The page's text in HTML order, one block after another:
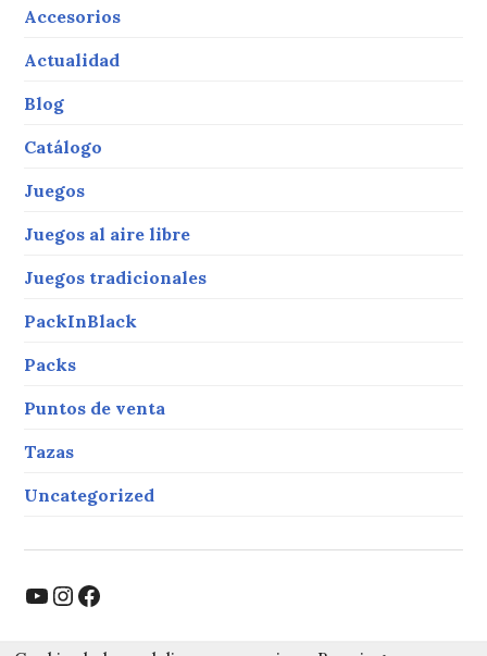
te
r
l
Accesorios
Actualidad
Blog
Catálogo
Juegos
Juegos al aire libre
Juegos tradicionales
PackInBlack
Packs
Puntos de venta
Tazas
Uncategorized
YouTube InstagramFacebook